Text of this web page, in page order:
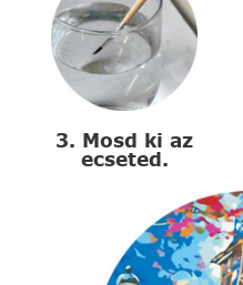
3. Mosd ki az
ecseted.